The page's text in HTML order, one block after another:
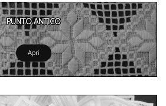
PUNTO ANTICO
Apri